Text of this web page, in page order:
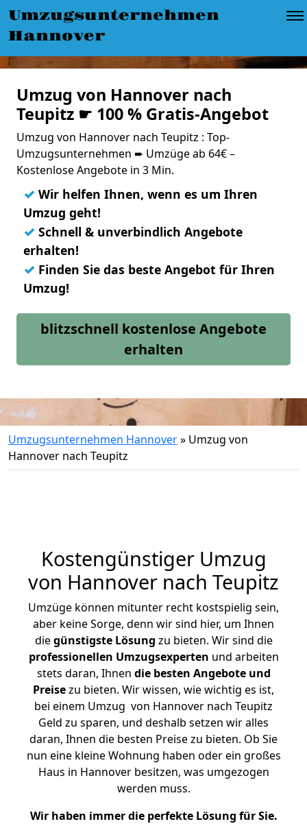
Umzugsunternehmen
Hannover
Umzug von Hannover nach
Teupitz ☛ 100 % Gratis-Angebot
Umzug von Hannover nach Teupitz : Top-
Umzugsunternehmen ➨ Umzüge ab 64€ –
Kostenlose Angebote in 3 Min.
✓ Wir helfen Ihnen, wenn es um Ihren
Umzug geht!
✓ Schnell & unverbindlich Angebote
erhalten!
✓ Finden Sie das beste Angebot für Ihren
Umzug!
blitzschnell kostenlose Angebote
erhalten
Umzugsunternehmen Hannover» Umzug von
Hannover nach Teupitz
Kostengünstiger Umzug
von Hannover nach Teupitz
Umzüge können mitunter recht kostspielig sein,
aber keine Sorge, denn wir sind hier, um Ihnen
diegünstigste Lösung zu bieten. Wir sind die
professionellen Umzugsexperten und arbeiten
stets daran, Ihnen die besten Angebote und
Preisezu bieten. Wir wissen, wie wichtig es ist,
bei einem Umzug von Hannover nach Teupitz
Geld zu sparen, und deshalb setzen wir alles
daran, Ihnen die besten Preise zu bieten. Ob Sie
nun eine kleine Wohnung haben oder ein großes
Haus in Hannover besitzen, was umgezogen
werden muss.
Wir haben immer die perfekte Lösung für Sie.